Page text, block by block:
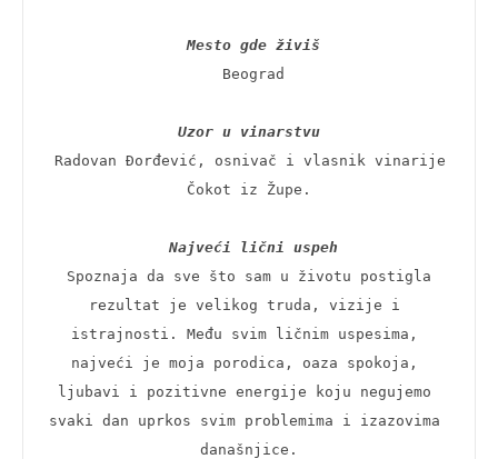
Mesto gde živiš
Uzor u vinarstvu
Čokot iz Župe.
Najveći lični uspeh
rezultat je velikog truda, vizije i
istrajnosti. Među svim ličnim uspesima,
najveći je moja porodica, oaza spokoja,
ljubavi i pozitivne energije koju negujemo
svaki dan uprkos svim problemima i izazovima
današnjice.